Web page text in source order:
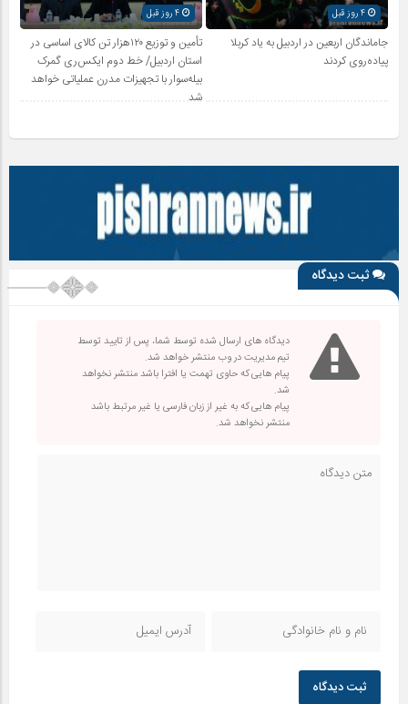
4 روز قبل
جاماندگان اربعین در اردبیل به یاد کربلا
پیاده‌روی کردند
تأمین و توزیع ۱۲۰هزار تن کالای اساسی در
استان اردبیل/ خط دوم ایکس‌ری گمرک
بیله‌سوار با تجهیزات مدرن عملیاتی خواهد
شد
ثبت دیدگاه
دیدگاه های ارسال شده توسط شما، پس از تایید توسط
تیم مدیریت در وب منتشر خواهد شد.
پیام هایی که حاوی تهمت یا افترا باشد منتشر نخواهد
شد.
پیام هایی که به غیر از زبان فارسی یا غیر مرتبط باشد
منتشر نخواهد شد.
ثبت دیدگاه